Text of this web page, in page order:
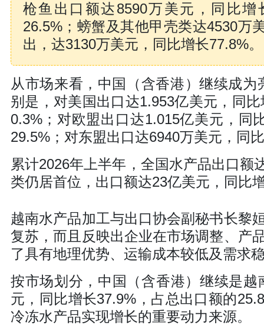
枪鱼出口额达8590万美元，同比
26.5%；螃蟹及其他甲壳类达4530万
出，达3130万美元，同比增长77.8%。
从市场来看，中国（含香港）继续成
别是，对美国出口达1.953亿美元，同
0.3%；对欧盟出口达1.015亿美元，同
29.5%；对东盟出口达6940万美元，同
累计2026年上半年，全国水产品出口额
类仍居首位，出口额达23亿美元，同比
越南水产品加工与出口协会副秘书长黎
复苏，而且反映出企业在市场调整、产
了具有地理优势、运输成本较低及需求
按市场划分，中国（含香港）继续是
元，同比增长37.9%，占总出口额的
冷冻水产品实现增长的重要动力来源。